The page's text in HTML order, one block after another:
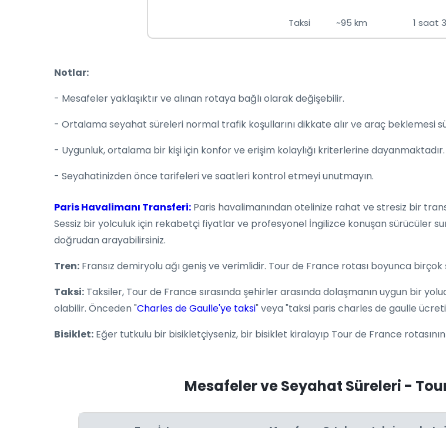
Taksi ~95 km 1 saat
Notlar:
- Mesafeler yaklaşıktır ve alınan rotaya bağlı olarak değişebilir.
- Ortalama seyahat süreleri normal trafik koşullarını dikkate alır ve araç beklemesi
- Uygunluk, ortalama bir kişi için konfor ve erişim kolaylığı kriterlerine dayanmaktadır.
- Seyahatinizden önce tarifeleri ve saatleri kontrol etmeyi unutmayın.
Paris Havalimanı Transferi: Paris havalimanından otelinize rahat ve stresiz bir
Sessiz bir yolculuk için rekabetçi fiyatlar ve profesyonel İngilizce konuşan sürücüler
doğrudan arayabilirsiniz.
Tren: Fransız demiryolu ağı geniş ve verimlidir. Tour de France rotası boyunca
Taksi: Taksiler, Tour de France sırasında şehirler arasında dolaşmanın uygun bir
olabilir. Önceden "Charles de Gaulle'ye taksi" veya "taksi paris charles de gaulle
Bisiklet: Eğer tutkulu bir bisikletçiyseniz, bir bisiklet kiralayıp Tour de France
Mesafeler ve Seyahat Süreleri -